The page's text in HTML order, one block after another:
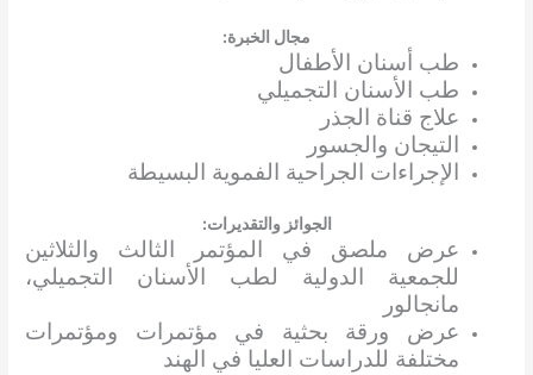
مجال الخبرة:
طب أسنان الأطفال
طب الأسنان التجميلي
علاج قناة الجذر
التيجان والجسور
الإجراءات الجراحية الفموية البسيطة
الجوائز والتقديرات:
عرض ملصق في المؤتمر الثالث والثلاثين
للجمعية الدولية لطب الأسنان التجميلي،
مانجالور
عرض ورقة بحثية في مؤتمرات ومؤتمرات
مختلفة للدراسات العليا في الهند